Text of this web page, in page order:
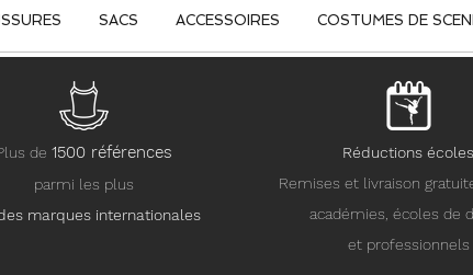
SACS ACCESSOIRES COSTUMES DE
de 1500 références
parmi les plus
marques internationales
Réductions écoles
Remises et livraison
académies, écoles de
et professionnels